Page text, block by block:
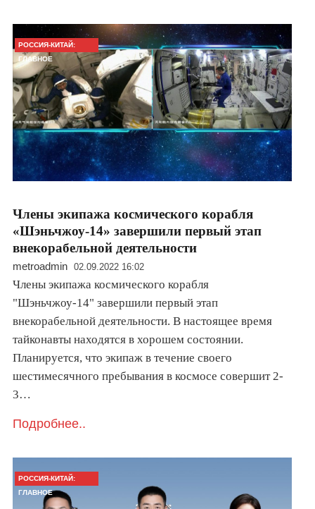
РОССИЯ-КИТАЙ:
ГЛАВНОЕ
​Члены экипажа космического корабля
«Шэньчжоу-14» завершили первый этап
внекорабельной деятельности
metroadmin 02.09.2022 16:02
Члены экипажа космического корабля
"Шэньчжоу-14" завершили первый этап
внекорабельной деятельности. В настоящее время
тайконавты находятся в хорошем состоянии.
Планируется, что экипаж в течение своего
шестимесячного пребывания в космосе совершит 2-
3…
Подробнее..
РОССИЯ-КИТАЙ:
ГЛАВНОЕ